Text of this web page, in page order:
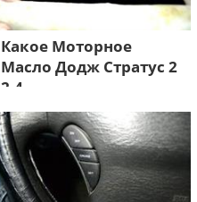
Какое Моторное
Масло Додж Стратус 2
2.4